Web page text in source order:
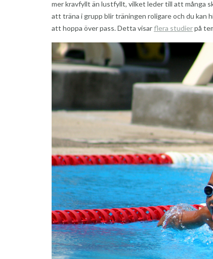
mer kravfyllt än lustfyllt, vilket leder till att många
att träna i grupp blir träningen roligare och du kan
att hoppa över pass. Detta visarflera studierpå